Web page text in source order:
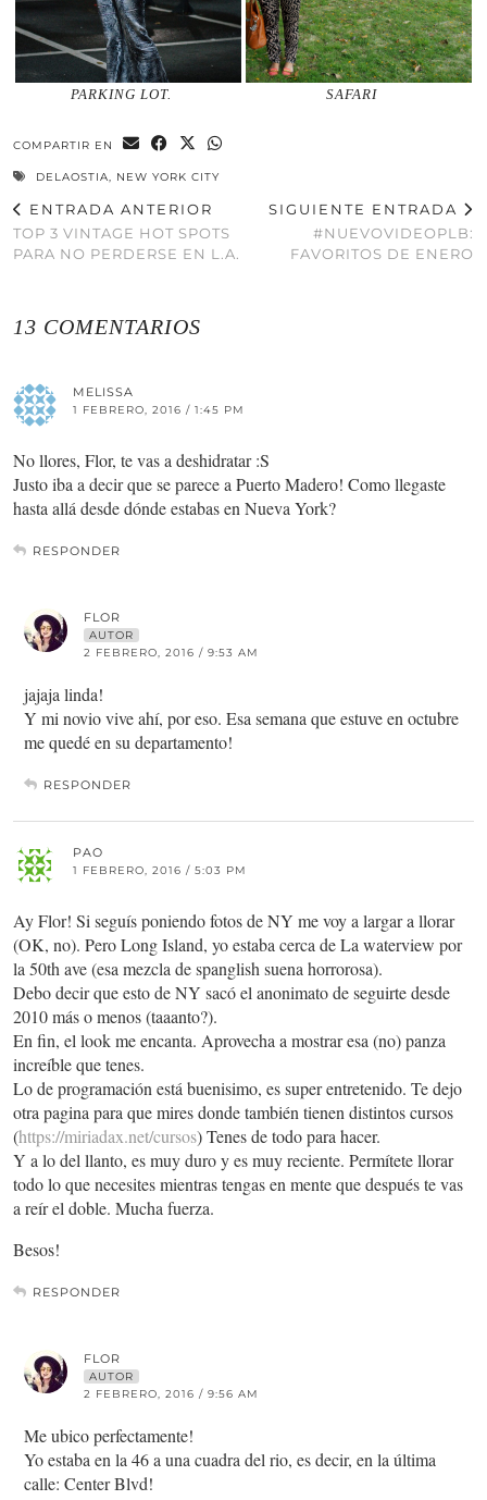
PARKING LOT. SAFARI
COMPARTIR EN
DELAOSTIA, NEW YORK CITY
ENTRADA ANTERIOR
TOP 3 VINTAGE HOT SPOTS
PARA NO PERDERSE EN L.A.
SIGUIENTE ENTRADA
#NUEVOVIDEOPLB:
FAVORITOS DE ENERO
13 COMENTARIOS
MELISSA
1 FEBRERO, 2016 / 1:45 PM
No llores, Flor, te vas a deshidratar :S
Justo iba a decir que se parece a Puerto Madero! Como llegaste
hasta allá desde dónde estabas en Nueva York?
RESPONDER
FLOR
AUTOR
2 FEBRERO, 2016 / 9:53 AM
jajaja linda!
Y mi novio vive ahí, por eso. Esa semana que estuve en octubre
me quedé en su departamento!
RESPONDER
PAO
1 FEBRERO, 2016 / 5:03 PM
Ay Flor! Si seguís poniendo fotos de NY me voy a largar a llorar
(OK, no). Pero Long Island, yo estaba cerca de La waterview por
la 50th ave (esa mezcla de spanglish suena horrorosa).
Debo decir que esto de NY sacó el anonimato de seguirte desde
2010 más o menos (taaanto?).
En fin, el look me encanta. Aprovecha a mostrar esa (no) panza
increíble que tenes.
Lo de programación está buenisimo, es super entretenido. Te dejo
otra pagina para que mires donde también tienen distintos cursos
(https://miriadax.net/cursos) Tenes de todo para hacer.
Y a lo del llanto, es muy duro y es muy reciente. Permítete llorar
todo lo que necesites mientras tengas en mente que después te vas
a reír el doble. Mucha fuerza.
Besos!
RESPONDER
FLOR
AUTOR
2 FEBRERO, 2016 / 9:56 AM
Me ubico perfectamente!
Yo estaba en la 46 a una cuadra del rio, es decir, en la última
calle: Center Blvd!